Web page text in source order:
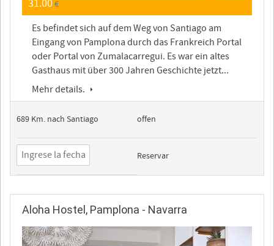
31.00€
Es befindet sich auf dem Weg von Santiago am
Eingang von Pamplona durch das Frankreich Portal
oder Portal von Zumalacarregui. Es war ein altes
Gasthaus mit über 300 Jahren Geschichte jetzt...
Mehr details.
689 Km. nach Santiago offen
Reservar
Aloha Hostel, Pamplona - Navarra